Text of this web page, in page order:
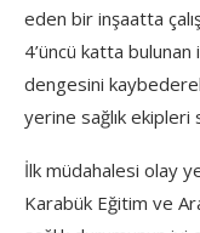
eden bir inşaatta
4’üncü katta bulunan
dengesini
yerine sağlık ekipleri
İlk müdahalesi olay
Karabük Eğitim ve